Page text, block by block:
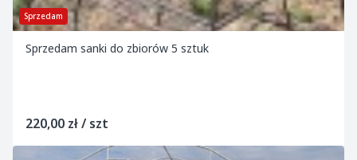
Sprzedam
Sprzedam sanki do zbiorów 5 sztuk
220,00 zł / szt